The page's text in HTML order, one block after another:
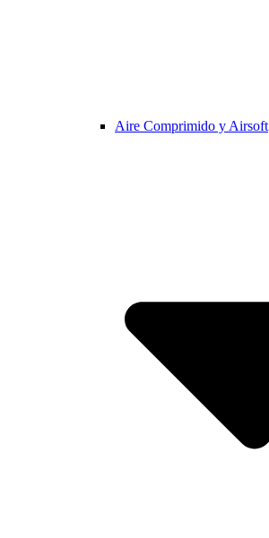
Aire Comprimido y Airsoft